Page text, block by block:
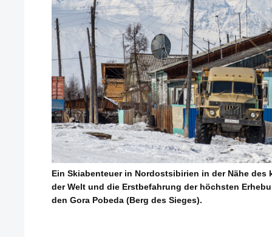
Ein Skiabenteuer in Nordostsibirien in der Nähe des
der Welt und die Erstbefahrung der höchsten
den Gora Pobeda (Berg des Sieges).